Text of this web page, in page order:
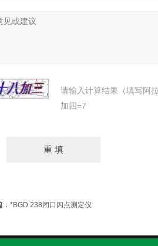
请输入计算结果（填写阿
加四=7
*BGD 238闭口闪点测定仪